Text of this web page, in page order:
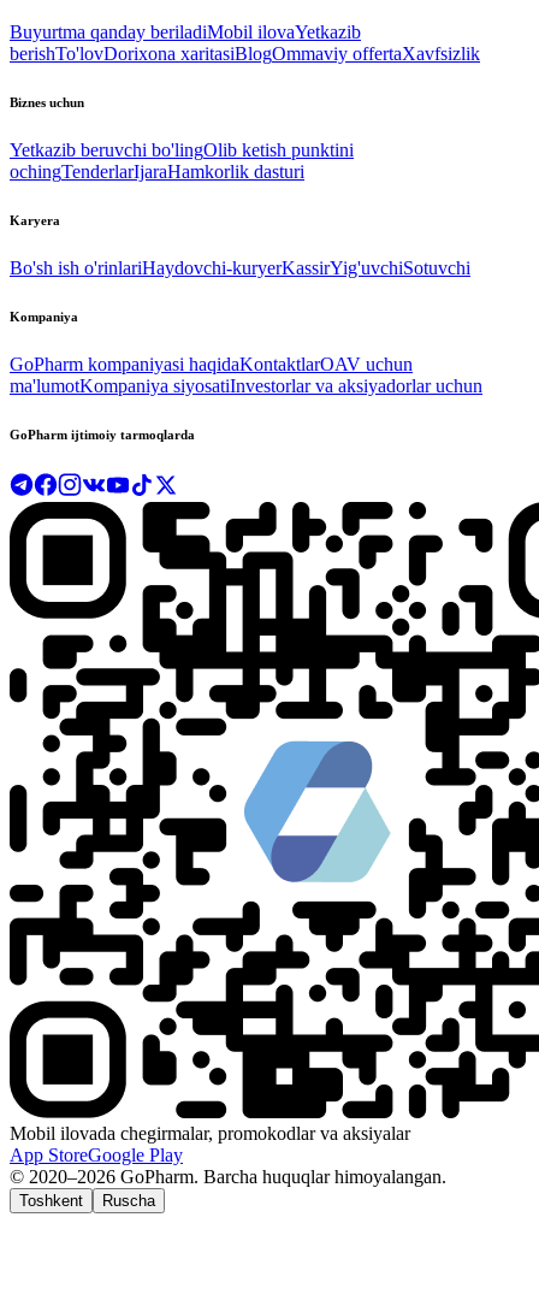
Buyurtma qanday beriladiMobil ilovaYetkazib
berishTo'lovDorixona xaritasiBlogOmmaviy offertaXavfsizlik
Biznes uchun
Yetkazib beruvchi bo'lingOlib ketish punktini
ochingTenderlarIjaraHamkorlik dasturi
Karyera
Bo'sh ish o'rinlariHaydovchi-kuryerKassirYig'uvchiSotuvchi
Kompaniya
GoPharm kompaniyasi haqidaKontaktlarOAV uchun
ma'lumotKompaniya siyosatiInvestorlar va aksiyadorlar uchun
GoPharm ijtimoiy tarmoqlarda
Mobil ilovada chegirmalar, promokodlar va aksiyalar
App StoreGoogle Play
© 2020–2026 GoPharm. Barcha huquqlar himoyalangan.
Toshkent Ruscha